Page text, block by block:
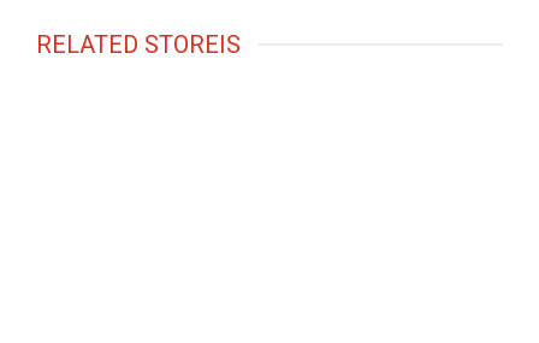
RELATED STOREIS